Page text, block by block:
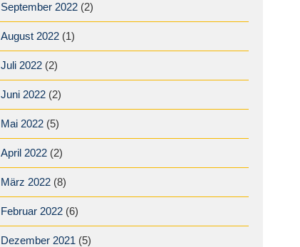
September 2022(2)
August 2022(1)
Juli 2022(2)
Juni 2022(2)
Mai 2022(5)
April 2022(2)
März 2022(8)
Februar 2022(6)
Dezember 2021 (5)